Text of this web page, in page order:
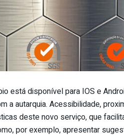
está disponível para IOS e
a autarquia. Acessibilidade,
deste novo serviço, que
por exemplo, apresentar